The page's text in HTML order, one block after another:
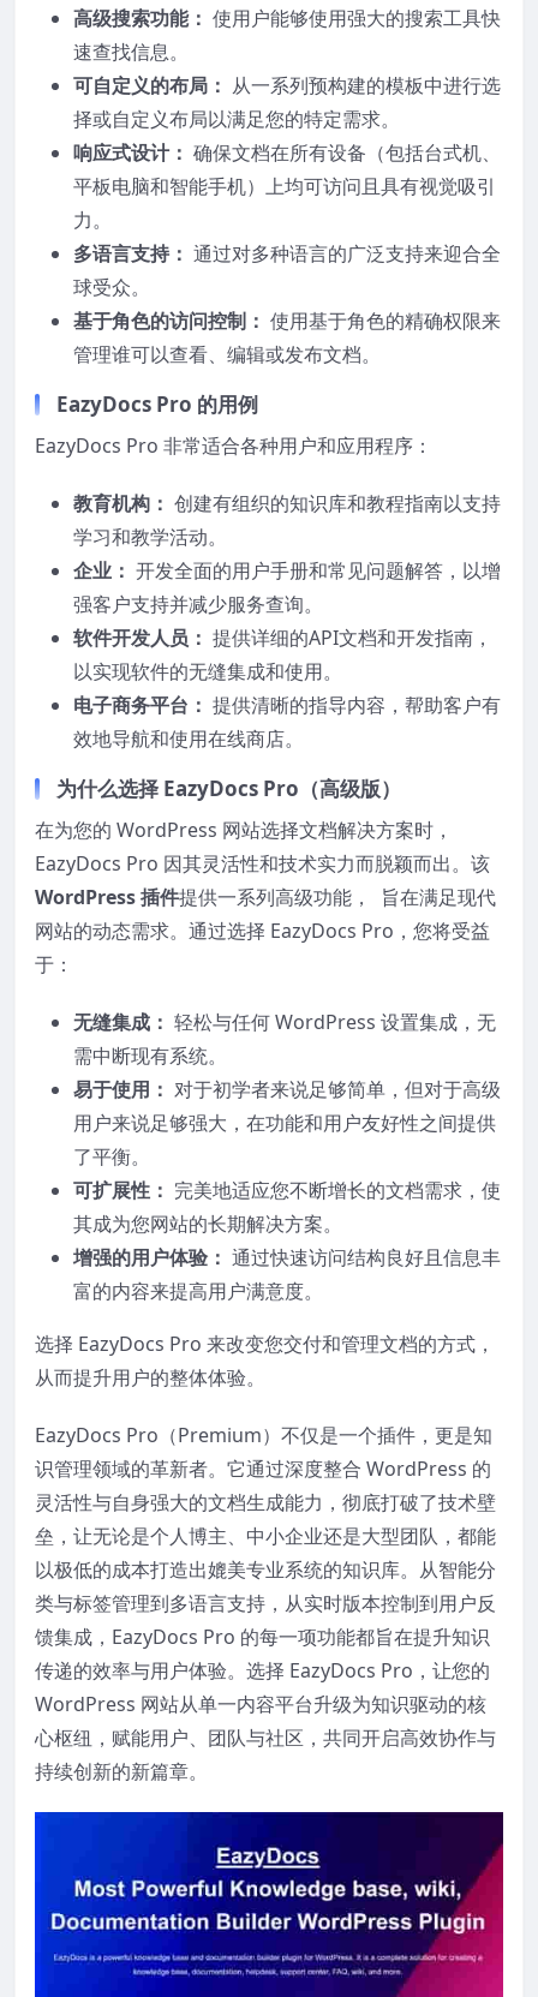
高级搜索功能： 使用户能够使用强大的搜索工具快
速查找信息。
可自定义的布局： 从一系列预构建的模板中进行选
择或自定义布局以满足您的特定需求。
响应式设计： 确保文档在所有设备（包括台式机、
平板电脑和智能手机）上均可访问且具有视觉吸引
力。
多语言支持： 通过对多种语言的广泛支持来迎合全
球受众。
基于角色的访问控制： 使用基于角色的精确权限来
管理谁可以查看、编辑或发布文档。
EazyDocs Pro 的用例
EazyDocs Pro 非常适合各种用户和应用程序：
教育机构： 创建有组织的知识库和教程指南以支持
学习和教学活动。
企业： 开发全面的用户手册和常见问题解答，以增
强客户支持并减少服务查询。
软件开发人员： 提供详细的API文档和开发指南，
以实现软件的无缝集成和使用。
电子商务平台： 提供清晰的指导内容，帮助客户有
效地导航和使用在线商店。
为什么选择 EazyDocs Pro（高级版）
在为您的 WordPress 网站选择文档解决方案时，
EazyDocs Pro 因其灵活性和技术实力而脱颖而出。该
WordPress 插件提供一系列高级功能， 旨在满足现代
网站的动态需求。通过选择 EazyDocs Pro，您将受益
于：
无缝集成： 轻松与任何 WordPress 设置集成，无
需中断现有系统。
易于使用： 对于初学者来说足够简单，但对于高级
用户来说足够强大，在功能和用户友好性之间提供
了平衡。
可扩展性： 完美地适应您不断增长的文档需求，使
其成为您网站的长期解决方案。
增强的用户体验： 通过快速访问结构良好且信息丰
富的内容来提高用户满意度。
选择 EazyDocs Pro 来改变您交付和管理文档的方式，
从而提升用户的整体体验。
EazyDocs Pro（Premium）不仅是一个插件，更是知
识管理领域的革新者。它通过深度整合 WordPress 的
灵活性与自身强大的文档生成能力，彻底打破了技术壁
垒，让无论是个人博主、中小企业还是大型团队，都能
以极低的成本打造出媲美专业系统的知识库。从智能分
类与标签管理到多语言支持，从实时版本控制到用户反
馈集成，EazyDocs Pro 的每一项功能都旨在提升知识
传递的效率与用户体验。选择 EazyDocs Pro，让您的
WordPress 网站从单一内容平台升级为知识驱动的核
心枢纽，赋能用户、团队与社区，共同开启高效协作与
持续创新的新篇章。